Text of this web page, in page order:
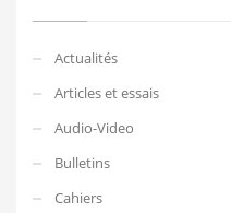
Actualités
Articles et essais
Audio-Video
Bulletins
Cahiers